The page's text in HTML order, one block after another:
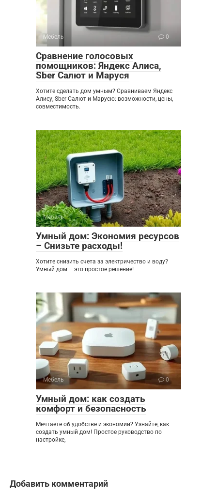
Мебель 0
Сравнение голосовых
помощников: Яндекс Алиса,
Sber Салют и Маруся
Хотите сделать дом умным? Сравниваем Яндекс
Алису, Sber Салют и Марусю: возможности, цены,
совместимость.
Мебель 0
Умный дом: Экономия ресурсов
– Снизьте расходы!
Хотите снизить счета за электричество и воду?
Умный дом – это простое решение!
Мебель 0
Умный дом: как создать
комфорт и безопасность
Мечтаете об удобстве и экономии? Узнайте, как
создать умный дом! Простое руководство по
настройке,
Добавить комментарий